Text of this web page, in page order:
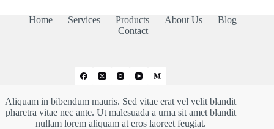
Home Services Products About Us
Blog
Contact
Aliquam in bibendum mauris. Sed vitae erat vel velit blandit
pharetra vitae nec ante. Ut malesuada a urna sit amet blandit
nullam lorem aliquam at eros laoreet feugiat.